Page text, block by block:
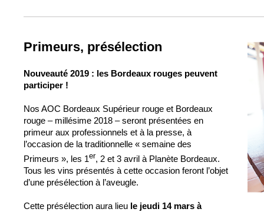
Primeurs, présélection
Nouveauté 2019 : les Bordeaux rouges peuvent
participer !
Nos AOC Bordeaux Supérieur rouge et Bordeaux
rouge – millésime 2018 – seront présentées en
primeur aux professionnels et à la presse, à
l’occasion de la traditionnelle « semaine des
Primeurs », les 1er, 2 et 3 avril à Planète Bordeaux.
Tous les vins présentés à cette occasion feront l’objet
d’une présélection à l’aveugle.
Cette présélection aura lieu le jeudi 14 mars à